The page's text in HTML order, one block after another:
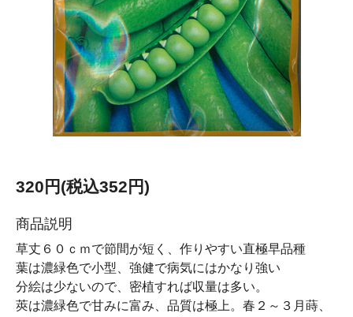
320円(税込352円)
商品説明
草丈６０ｃｍで節間が短く、作りやすい直極早品種
葉は濃緑色で小型、強健で病気にはかなり強い
分絵は少ないので、密植すれば収量は多い。
莢は濃緑色で甘みに富み、品質は極上。春２～３月蒔、